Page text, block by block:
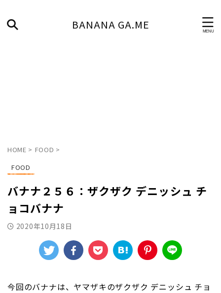
BANANA GA.ME
HOME > FOOD >
FOOD
バナナ２５６：ザクザク デニッシュ チ
ョコバナナ
2020年10月18日
今回のバナナは、ヤマザキのザクザク デニッシュ チョ